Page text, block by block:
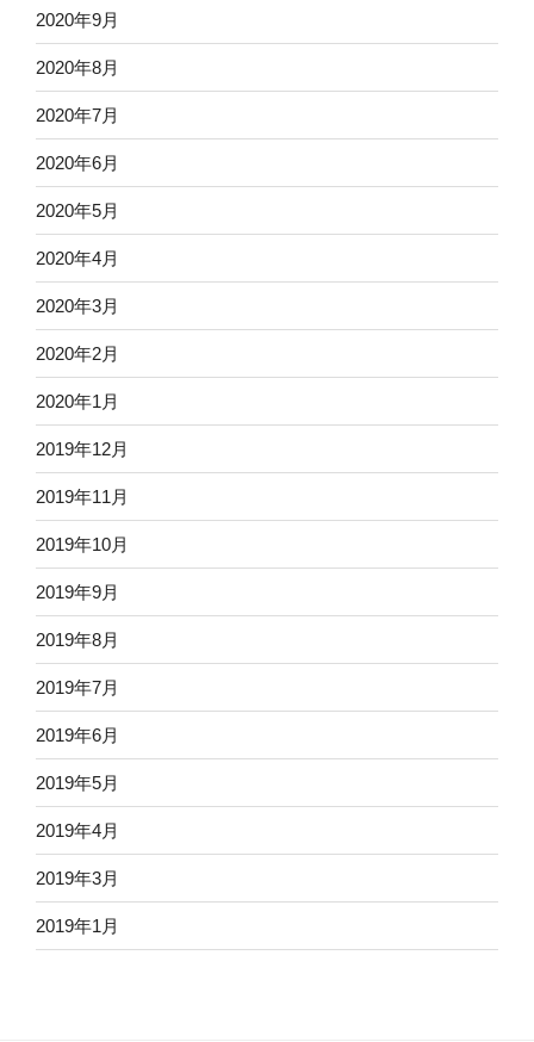
2020年9月
2020年8月
2020年7月
2020年6月
2020年5月
2020年4月
2020年3月
2020年2月
2020年1月
2019年12月
2019年11月
2019年10月
2019年9月
2019年8月
2019年7月
2019年6月
2019年5月
2019年4月
2019年3月
2019年1月